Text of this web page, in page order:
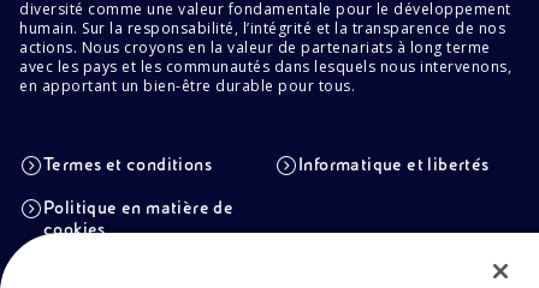
diversité comme une valeur fondamentale pour le développement
humain. Sur la responsabilité, l’intégrité et la transparence de nos
actions. Nous croyons en la valeur de partenariats à long terme
avec les pays et les communautés dans lesquels nous intervenons,
en apportant un bien-être durable pour tous.
Termes et conditions Informatique et libertés
Politique en matière de
cookies